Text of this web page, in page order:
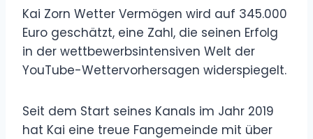
Kai Zorn Wetter Vermögen wird auf 345.000
Euro geschätzt, eine Zahl, die seinen Erfolg
in der wettbewerbsintensiven Welt der
YouTube-Wettervorhersagen widerspiegelt.
Seit dem Start seines Kanals im Jahr 2019
hat Kai eine treue Fangemeinde mit über